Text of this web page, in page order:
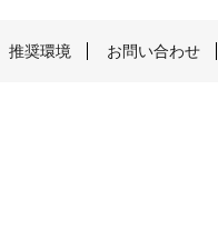
推奨環境 お問い合わせ